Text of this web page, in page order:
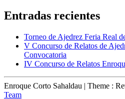
Entradas recientes
Torneo de Ajedrez Feria Real
V Concurso de Relatos de
Convocatoria
IV Concurso de Relatos
Enroque Corto Sahaldau | Theme :
Team